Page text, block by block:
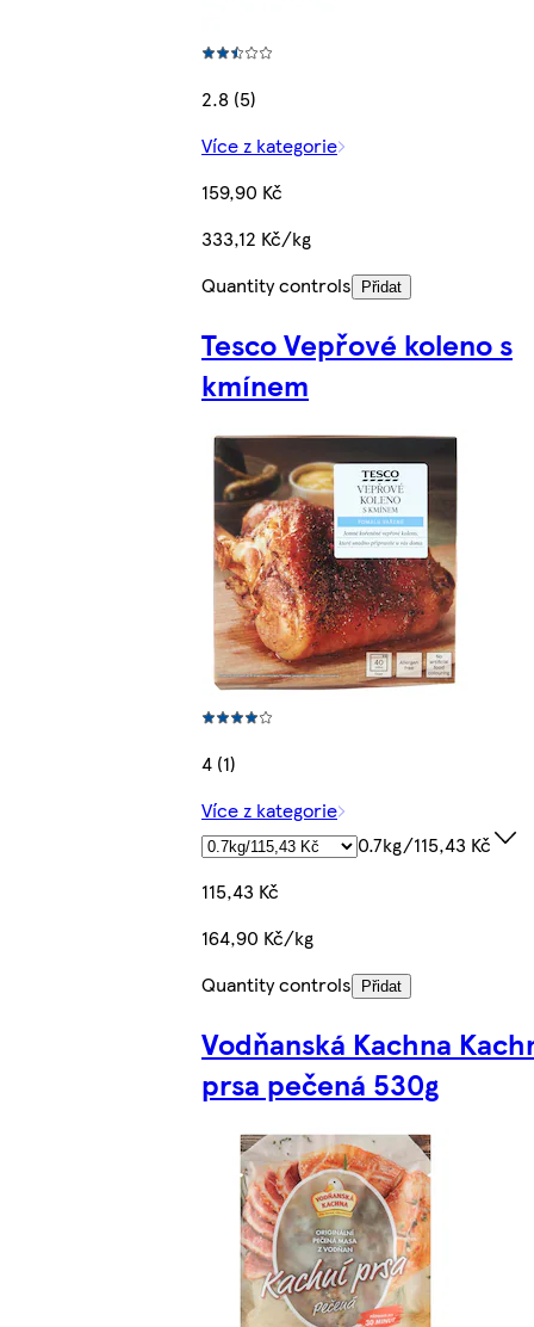
2.8 (5)
Více z kategorie
159,90 Kč
333,12 Kč/kg
Quantity controls
Přidat
Tesco Vepřové koleno s
kmínem
4 (1)
Více z kategorie
0.7kg/115,43 Kč
115,43 Kč
164,90 Kč/kg
Quantity controls
Přidat
Vodňanská Kachna
prsa pečená 530g